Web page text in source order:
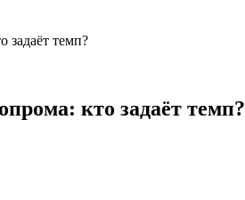
задаёт темп?
кто задаёт темп?